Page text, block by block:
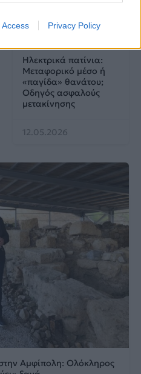
Access Privacy Policy
Go out
Ηλεκτρικά πατίνια:
Μεταφορικό μέσο ή
«παγίδα» θανάτου;
Οδηγός ασφαλούς
μετακίνησης
12.05.2026
Αμφίπολη: Ολόκληρος